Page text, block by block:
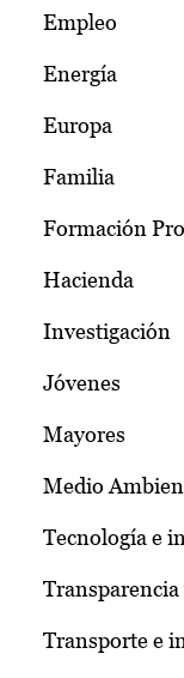
Empleo
Energía
Europa
Familia
Formación
Hacienda
Investigación
Jóvenes
Mayores
Medio
Tecnología e
Transporte e